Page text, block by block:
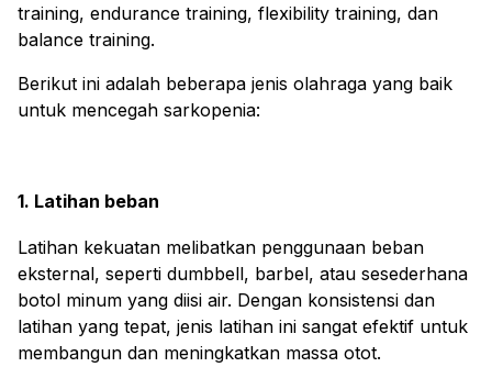
training, endurance training, flexibility training, dan
balance training.
Berikut ini adalah beberapa jenis olahraga yang baik
untuk mencegah sarkopenia:
1. Latihan beban
Latihan kekuatan melibatkan penggunaan beban
eksternal, seperti dumbbell, barbel, atau sesederhana
botol minum yang diisi air. Dengan konsistensi dan
latihan yang tepat, jenis latihan ini sangat efektif untuk
membangun dan meningkatkan massa otot.